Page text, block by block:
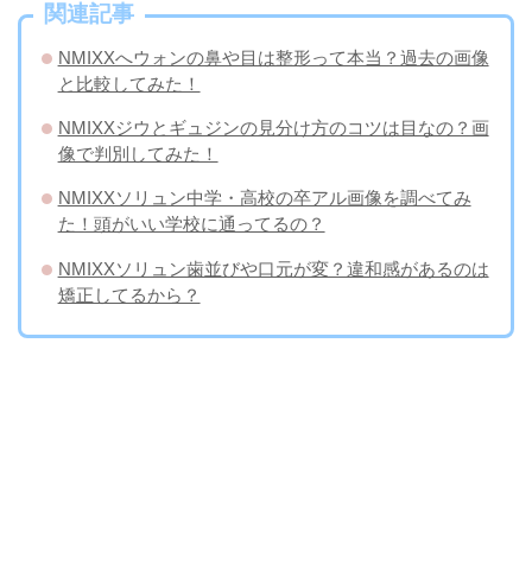
関連記事
NMIXXへウォンの鼻や目は整形って本当？過去の画像
と比較してみた！
NMIXXジウとギュジンの見分け方のコツは目なの？画
像で判別してみた！
NMIXXソリュン中学・高校の卒アル画像を調べてみ
た！頭がいい学校に通ってるの？
NMIXXソリュン歯並びや口元が変？違和感があるのは
矯正してるから？